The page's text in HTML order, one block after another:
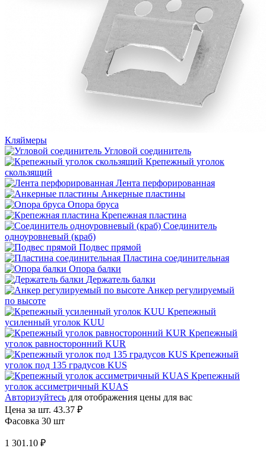
Кляймеры
Угловой соединитель
Крепежный уголок
скользящий
Лента перфорированная
Анкерные пластины
Опора бруса
Крепежная пластина
Соединитель
одноуровневый (краб)
Подвес прямой
Пластина соединительная
Опора балки
Держатель балки
Анкер регулируемый
по высоте
Крепежный
усиленный уголок KUU
Крепежный
уголок равносторонний KUR
Крепежный
уголок под 135 градусов KUS
Крепежный
уголок ассиметричный KUAS
Авторизуйтесь для отображения цены для вас
Цена за шт. 43.37 ₽
Фасовка 30 шт
1 301.10 ₽